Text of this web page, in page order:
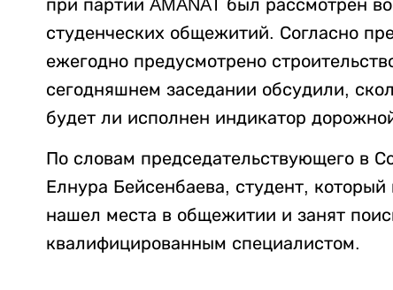
при партии AMANAT был рассмотрен
студенческих общежитий. Согласно
ежегодно предусмотрено
сегодняшнем заседании обсудили,
будет ли исполнен индикатор
По словам председательствующего в
Елнура Бейсенбаева, студент,
нашел места в общежитии и занят
квалифицированным специалистом.